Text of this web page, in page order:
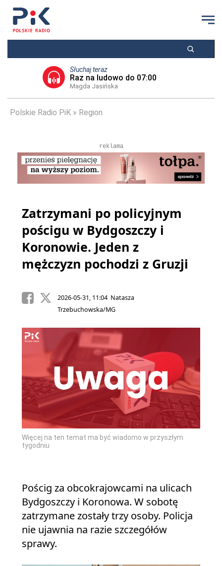
Słuchaj teraz
Raz na ludowo do 07:00
Magda Jasińska
Polskie Radio PiK Region
reklama
Zatrzymani po policyjnym
pościgu w Bydgoszczy i
Koronowie. Jeden z
mężczyzn pochodzi z Gruzji
2026-05-31, 11:04 Natasza
Trzebuchowska/MG
Więcej na ten temat ma być wiadomo w przyszłym
tygodniu
Pościg za obcokrajowcami na ulicach
Bydgoszczy i Koronowa. W sobotę
zatrzymane zostały trzy osoby. Policja
nie ujawnia na razie szczegółów
sprawy.